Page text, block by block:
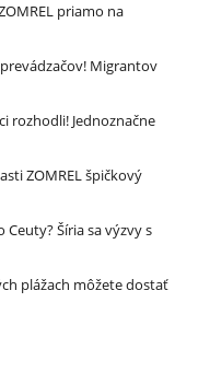
priamo na
Migrantov
rozhodli! Jednoznačne
ZOMREL špičkový
Šíria sa výzvy s
plážach môžete dostať